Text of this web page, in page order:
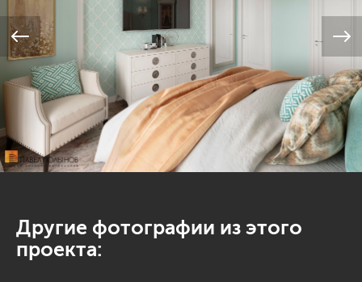
Другие фотографии из этого
проекта: